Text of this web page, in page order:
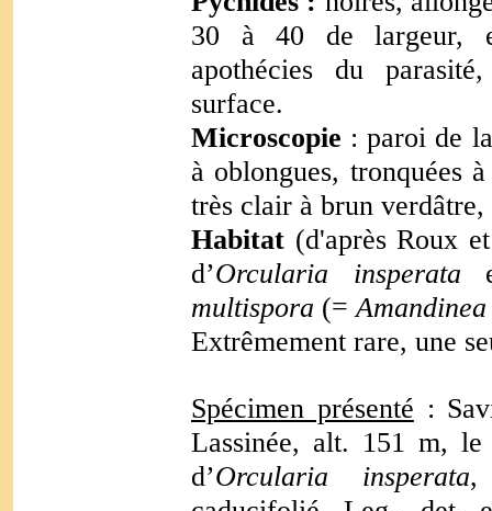
30 à 40 de largeur,
apothécies du
surface.
Microscopie : paroi de
à oblongues, tronquées
très clair à brun
Habitat (d'après Roux
d’Orcularia insperata
multispora (=
Extrêmement rare, une
Spécimen présenté :
Lassinée, alt. 151 m, le
d’Orcularia insperata,